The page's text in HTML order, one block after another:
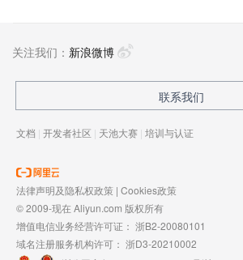
关注我们： 新浪微博
联系我们
文档 | 开发者社区 | 天池大赛 | 培训与认证
法律声明及隐私权政策 | Cookies政策
© 2009-现在 Aliyun.com 版权所有
增值电信业务经营许可证： 浙B2-20080101
域名注册服务机构许可： 浙D3-20210002